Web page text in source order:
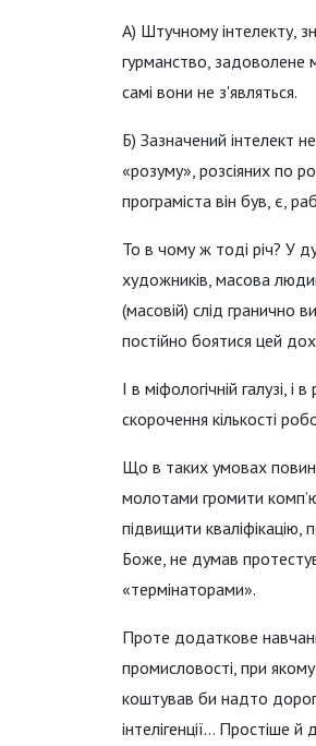
А) Штучному інтелекту,
гурманство, задоволене
самі вони не з'являться.
Б) Зазначений інтелект
«розуму», розсіяних по
програміста він був, є,
То в чому ж тоді річ? У
художників, масова
(масовій) слід гранично
постійно боятися цей
І в міфологічній галузі,
скорочення кількості
Що в таких умовах
молотами громити
підвищити
Боже, не думав
«термінаторами».
Проте додаткове
промисловості, при
коштував би надто
інтелігенції… Простіше